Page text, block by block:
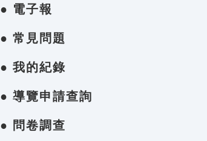
● 電子報
● 常見問題
● 我的紀錄
● 導覽申請查詢
● 問卷調查